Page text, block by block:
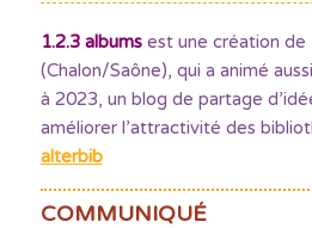
1.2.3 albumsest une création de
(Chalon/Saône), qui a animé
à 2023, un blog de partage
améliorer l’attractivité des
alterbib
COMMUNIQUÉ